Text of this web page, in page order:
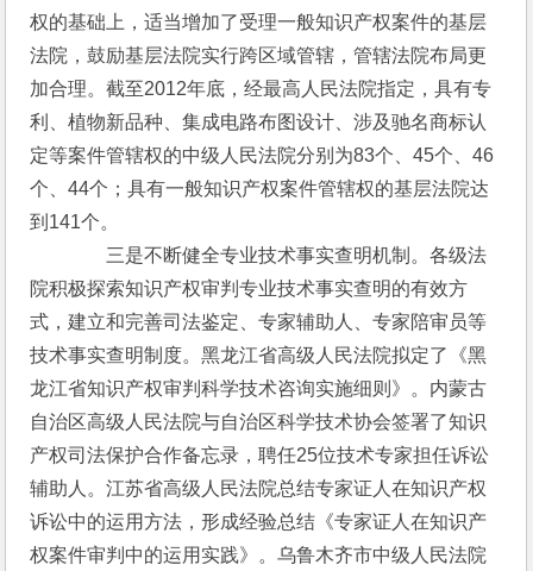
权的基础上，适当增加了受理一般知识产权案件的基层
法院，鼓励基层法院实行跨区域管辖，管辖法院布局更
加合理。截至2012年底，经最高人民法院指定，具有专
利、植物新品种、集成电路布图设计、涉及驰名商标认
定等案件管辖权的中级人民法院分别为83个、45个、46
个、44个；具有一般知识产权案件管辖权的基层法院达
到141个。
三是不断健全专业技术事实查明机制。各级法
院积极探索知识产权审判专业技术事实查明的有效方
式，建立和完善司法鉴定、专家辅助人、专家陪审员等
技术事实查明制度。黑龙江省高级人民法院拟定了《黑
龙江省知识产权审判科学技术咨询实施细则》。内蒙古
自治区高级人民法院与自治区科学技术协会签署了知识
产权司法保护合作备忘录，聘任25位技术专家担任诉讼
辅助人。江苏省高级人民法院总结专家证人在知识产权
诉讼中的运用方法，形成经验总结《专家证人在知识产
权案件审判中的运用实践》。乌鲁木齐市中级人民法院